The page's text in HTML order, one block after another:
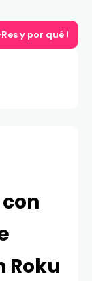
y por qué tu
Roku